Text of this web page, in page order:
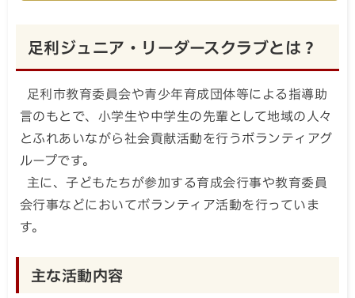
足利ジュニア・リーダースクラブとは？
足利市教育委員会や青少年育成団体等による指導助
言のもとで、小学生や中学生の先輩として地域の人々
とふれあいながら社会貢献活動を行うボランティアグ
ループです。
主に、子どもたちが参加する育成会行事や教育委員
会行事などにおいてボランティア活動を行っていま
す。
主な活動内容